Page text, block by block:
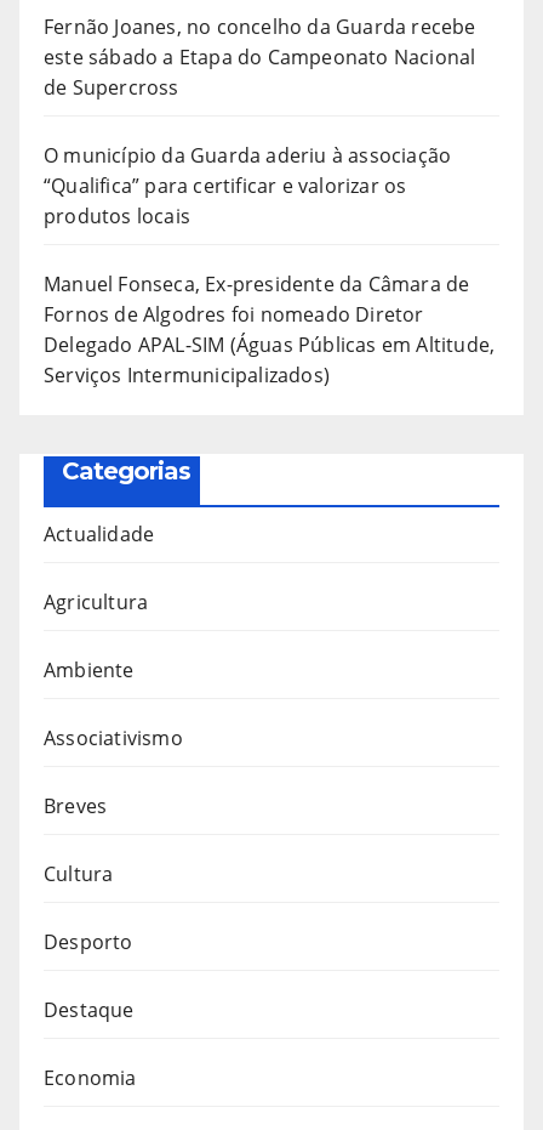
Fernão Joanes, no concelho da Guarda recebe
este sábado a Etapa do Campeonato Nacional
de Supercross
O município da Guarda aderiu à associação
“Qualifica” para certificar e valorizar os
produtos locais
Manuel Fonseca, Ex-presidente da Câmara de
Fornos de Algodres foi nomeado Diretor
Delegado APAL-SIM (Águas Públicas em Altitude,
Serviços Intermunicipalizados)
Categorias
Actualidade
Agricultura
Ambiente
Associativismo
Breves
Cultura
Desporto
Destaque
Economia